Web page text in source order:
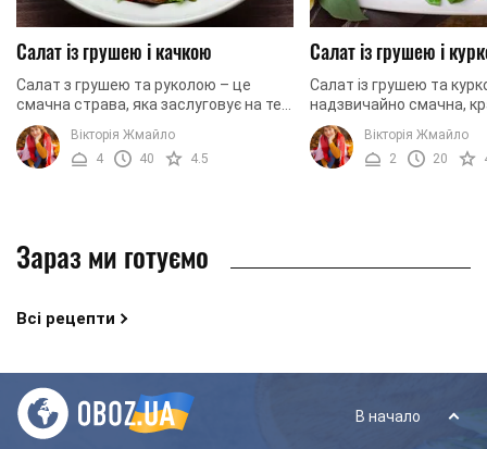
Салат із грушею і качкою
Салат з грушею та руколою – це
смачна страва, яка заслуговує на те,
щоб прикрасити ваш святковий стіл.
Салат нескладний у приготуванні,
містить малу ...
Вікторія Жмайло
4
40 4.5
Салат із грушею і
Салат із грушею та
надзвичайно смачна,
ароматна страва, яка
та яскравий смак, який
байдужим нікого. ...
Вікторія Жмайло
2
20
Зараз ми готуємо
Всі рецепти
В начало